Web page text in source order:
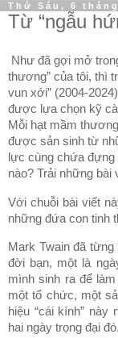
Thứ Sáu, 6
Từ “ngẫu
Như đã gợi mở
thương” của tôi, thì
vun xới” (2004-
được lựa chọn kỹ
Mỗi hạt mầm
được sản sinh từ
lực cùng chứa
nào? Trải những bài
Với chuỗi bài viết
những đứa con tinh
Mark Twain đã từng
đời bạn, một là
mình sinh ra để
một tổ chức, một
hiệu “cái kính”
hai ngày trọng đại đó.